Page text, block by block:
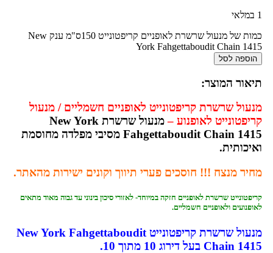
1 במלאי
כמות של מנעול שרשרת לאופניים קריפטונייט 150ס"מ ענק New
York Fahgettaboudit Chain 1415
הוספה לסל
תיאור המוצר:
מנעול שרשרת קריפטונייט לאופניים חשמליים / מנעול
קריפטונייט לאופנוע –
מנעול שרשרת New York
Fahgettaboudit Chain 1415 מסיבי מפלדה מחוסמת
ואיכותית.
מחיר מנצח !!! חוסכים פערי תיווך וקונים ישירות מהאתר.
קריפטונייט שרשרת לאופניים חזקה במיוחד- לאזורי סיכון בינוני עד גבוה מאוד מתאים
לאופנועים ולאופניים חשמליים.
מנעול שרשרת קריפטונייט New York Fahgettaboudit
Chain 1415 בעל דירוג 10 מתוך 10.